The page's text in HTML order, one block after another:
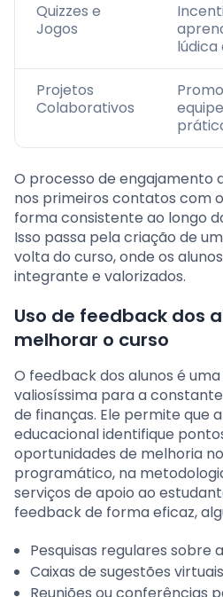
Quizzes e
Jogos
Projetos
Colaborativos
O processo de engajamento
nos primeiros contatos com
forma consistente ao longo
Isso passa pela criação de
volta do curso, onde os
integrante e valorizados.
Uso de feedback dos
melhorar o curso
O feedback dos alunos é
valiosíssima para a
de finanças. Ele permite que
educacional identifique
oportunidades de melhoria
programático, na
serviços de apoio ao
feedback de forma eficaz,
Pesquisas regulares sobre
Caixas de sugestões